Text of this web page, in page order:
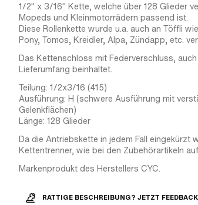
1/2" x 3/16" Kette, welche über 128 Glieder
Mopeds und Kleinmotorrädern passend ist.
Diese Rollenkette wurde u.a. auch an Töffli
Pony, Tomos, Kreidler, Alpa, Zündapp, etc.
Das Kettenschloss mit Federverschluss,
Lieferumfang beinhaltet.
Teilung: 1/2x3/16 (415)
Ausführung: H (schwere Ausführung mit
Gelenkflächen)
Länge: 128 Glieder
Da die Antriebskette in jedem Fall eingekürzt
Kettentrenner, wie bei den Zubehörartikeln
Markenprodukt des Herstellers CYC.
RATTIGE BESCHREIBUNG? JETZT